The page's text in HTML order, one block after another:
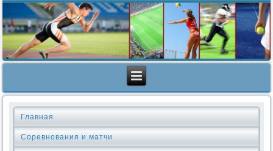
Главная
Соревнования и матчи